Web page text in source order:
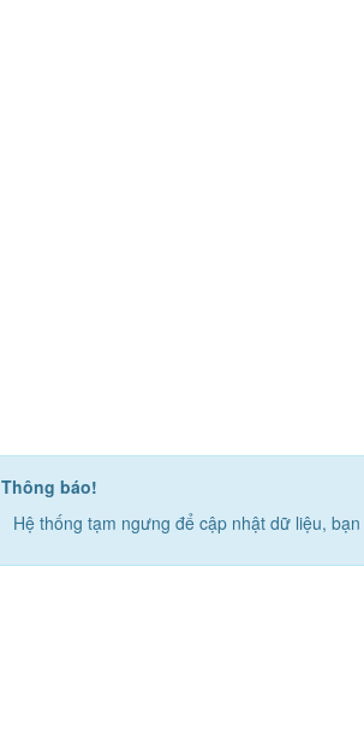
Thông báo!
Hệ thống tạm ngưng để cập nhật dữ liệu,